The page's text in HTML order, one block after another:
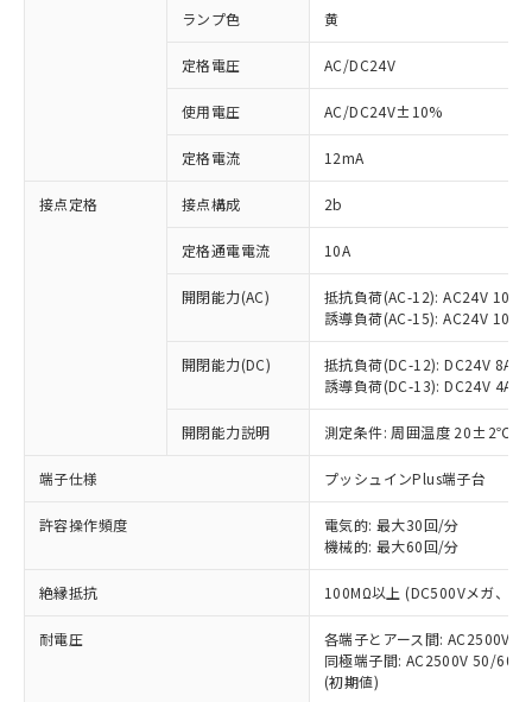
ランプ色 黄
定格電圧 AC/DC24V
使用電圧 AC/DC24V±10%
定格電流 12mA
接点定格 接点構成 2b
定格通電電流 10A
開閉能力(AC)
抵抗負荷(AC-12): AC24V 10A/
誘導負荷(AC-15): AC24V
開閉能力(DC)
抵抗負荷(DC-12): DC24V 8A/
誘導負荷(DC-13): DC24V 4A/
開閉能力説明 測定条件: 周囲温度 20±2℃、
端子仕様 プッシュインPlus端子台
許容操作頻度
電気的: 最大30回/分
機械的: 最大60回/分
絶縁抵抗 100MΩ以上 (DC500Vメガ、点
耐電圧
各端子とアース間: AC2500V
同極端子間: AC2500V 50/
(初期値)
ご利用条件
以下の条件をお読みいただき、同意のうえ
ご利用ください。
本サービスは、当社制御機器事業取扱
商品の当社在庫状況および標準価格
(税抜)を提供させていただくもので
当社制御機器事業取扱商品の中には、
本サービスの対象外となる商品もある
ことをご了承ください。
在庫状況および標準価格照会結果は、
記載している更新日時点での社内デー
タに基づき作成されるものであり、閲
覧された時点での実際の在庫および標
準価格とは異なる場合があることをご
※1 対応状況
対応済み：EU RoHS指令（10物質）の
非含有に対応した製品が提供可能な商品で
す。
対応予定：EU RoHS指令（10物質）の非含
有に対応した製品に切り替える予定のある
対応予定なし：EU RoHS指令（10物質）の
非含有に非対応の商品で、対応品を出す予
定はありません。
調査・確認中：EU RoHS指令（10物質）の
非含有の対応状況を調査中または確認中の
非該当品：ライセンス料など無形物で、有
害物質有無と関係のない商品です。
仕入先様の事情により、非含有部品として
いたものが、含有品と判明した場合などや
むを得ず変更することがあります。
六価クロム(Cr(Ⅵ)) 1000ppm以下、ポリ臭化ビフェニル
類(PBB) 1000ppm以下、ポリ臭化ジフェニルエーテル類
「○」：最大均質材料含有率が中国RoHSの
基準値以下であることを示します。
「×」：最大均質材料含有率が中国RoHSの
基準値を超えていることを示します。
「－」：未確認です。当社販売部門へお問
*中国RoHS10物質の基準値 (GB/T26572)：
Pb(鉛) :1000ppm、 Hg(水銀) : 1000ppm、 Cd(カドミウ
Cr(Ⅵ)(六価クロム) : 1000ppm、 PBBs(ポリ臭化ビフェ
当社は、これら貴社製品のうち、外国
為替および外国貿易法に定める商品
（以下｢規制貨物等」という）を輸出
または国外への提供する場合は、日本
国政府の輸出許可(または役務取引許
可)を取得するなどの必要な手続きを